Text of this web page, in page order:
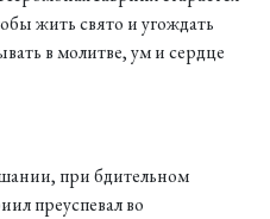
жить свято и угождать
в молитве, ум и сердце
при бдительном
преуспевал во